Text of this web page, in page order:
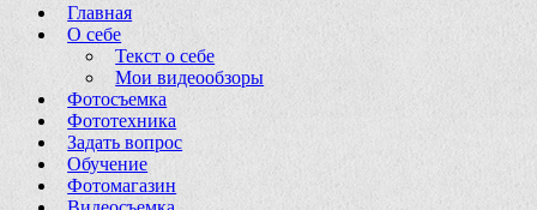
Главная
О себе
Текст о себе
Мои видеообзоры
Фотосъемка
Фототехника
Задать вопрос
Обучение
Фотомагазин